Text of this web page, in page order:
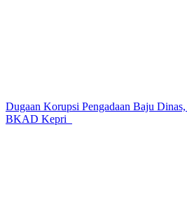
Dugaan Korupsi Pengadaan Baju
BKAD Kepri